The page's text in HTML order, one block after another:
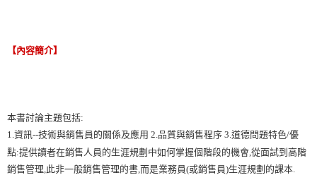
【內容簡介】
本書討論主題包括:
1.資訊--技術與銷售員的關係及應用 2.品質與銷售程序 3.道德問題特色/優
點:提供讀者在銷售人員的生涯規劃中如何掌握個階段的機會,從面試到高階
銷售管理,此非一般銷售管理的書,而是業務員(或銷售員)生涯規劃的課本.